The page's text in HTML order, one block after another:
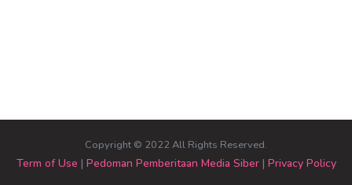
Copyright © 2022 All Rights Reserved.
Term of Use | Pedoman Pemberitaan Media Siber| Privacy Policy